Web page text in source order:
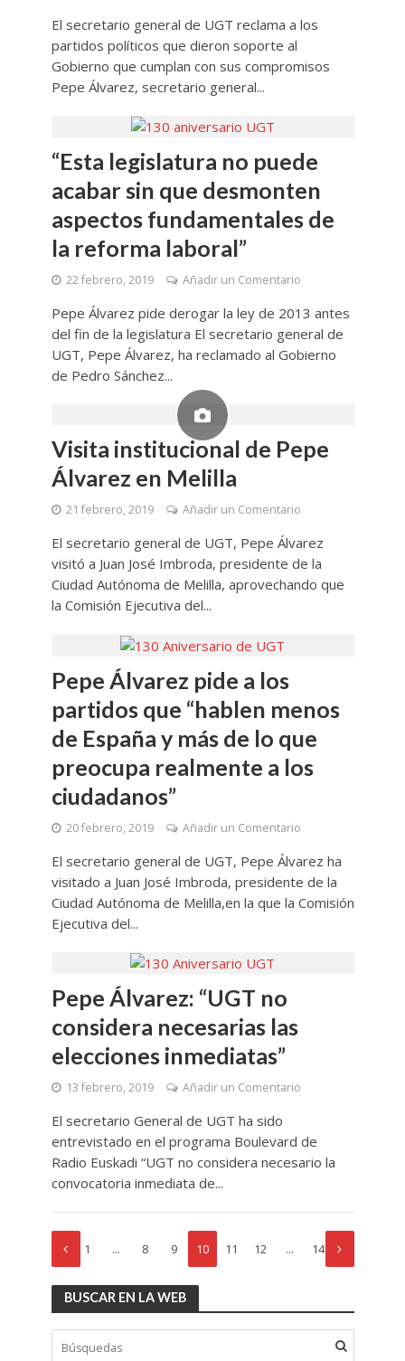
El secretario general de UGT reclama a los
partidos políticos que dieron soporte al
Gobierno que cumplan con sus compromisos
Pepe Álvarez, secretario general...
“Esta legislatura no puede
acabar sin que desmonten
aspectos fundamentales de
la reforma laboral”
22 febrero, 2019 Añadir un Comentario
Pepe Álvarez pide derogar la ley de 2013 antes
del fin de la legislatura El secretario general de
UGT, Pepe Álvarez, ha reclamado al Gobierno
de Pedro Sánchez...
Visita institucional de Pepe
Álvarez en Melilla
21 febrero, 2019 Añadir un Comentario
El secretario general de UGT, Pepe Álvarez
visitó a Juan José Imbroda, presidente de la
Ciudad Autónoma de Melilla, aprovechando que
la Comisión Ejecutiva del...
Pepe Álvarez pide a los
partidos que “hablen menos
de España y más de lo que
preocupa realmente a los
ciudadanos”
20 febrero, 2019 Añadir un Comentario
El secretario general de UGT, Pepe Álvarez ha
visitado a Juan José Imbroda, presidente de la
Ciudad Autónoma de Melilla,en la que la Comisión
Ejecutiva del...
Pepe Álvarez: “UGT no
considera necesarias las
elecciones inmediatas”
13 febrero, 2019 Añadir un Comentario
El secretario General de UGT ha sido
entrevistado en el programa Boulevard de
Radio Euskadi “UGT no considera necesario la
convocatoria inmediata de...
1 … 8 9 10 11 12 … 14
BUSCAR EN LA WEB